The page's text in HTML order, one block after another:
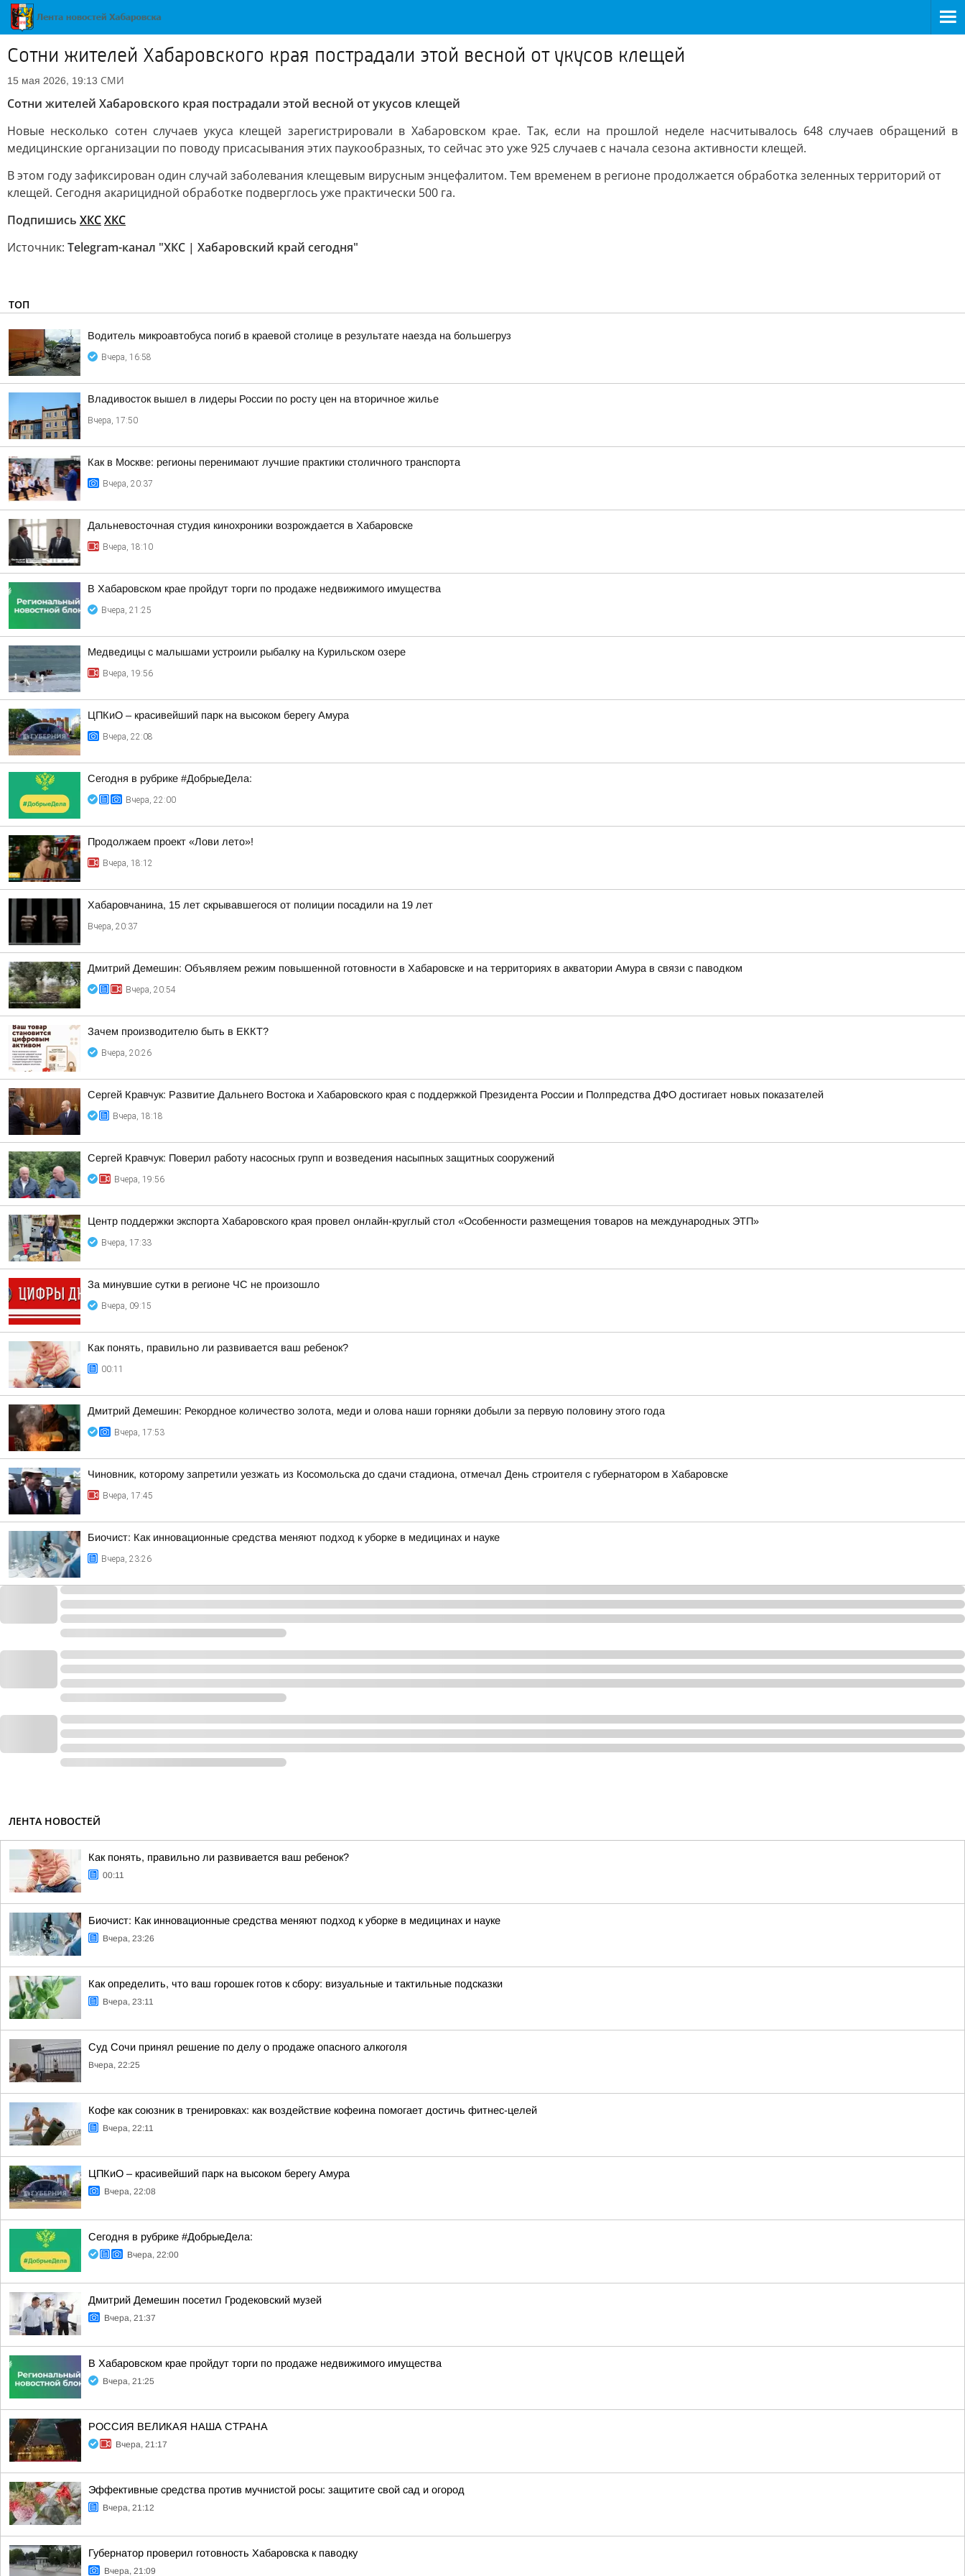
Сотни жителей Хабаровского края пострадали этой весной от укусов клещей
15 мая 2026, 19:13 СМИ
Сотни жителей Хабаровского края пострадали этой весной от укусов клещей
Новые несколько сотен случаев укуса клещей зарегистрировали в Хабаровском крае. Так, если на прошлой неделе насчитывалось 648 случаев обращений в
медицинские организации по поводу присасывания этих паукообразных, то сейчас это уже 925 случаев с начала сезона активности клещей.
В этом году зафиксирован один случай заболевания клещевым вирусным энцефалитом. Тем временем в регионе продолжается обработка зеленных территорий от
клещей. Сегодня акарицидной обработке подверглось уже практически 500 га.
Подпишись ХКСХКС
Источник: Telegram-канал "ХКС | Хабаровский край сегодня"
ТОП
Водитель микроавтобуса погиб в краевой столице в результате наезда на большегруз
Вчера, 16:58
Владивосток вышел в лидеры России по росту цен на вторичное жилье
Вчера, 17:50
Как в Москве: регионы перенимают лучшие практики столичного транспорта
Вчера, 20:37
Дальневосточная студия кинохроники возрождается в Хабаровске
Вчера, 18:10
В Хабаровском крае пройдут торги по продаже недвижимого имущества
Вчера, 21:25
Медведицы с малышами устроили рыбалку на Курильском озере
Вчера, 19:56
ЦПКиО – красивейший парк на высоком берегу Амура
Вчера, 22:08
Сегодня в рубрике #ДобрыеДела:
Вчера, 22:00
Продолжаем проект «Лови лето»!
Вчера, 18:12
Хабаровчанина, 15 лет скрывавшегося от полиции посадили на 19 лет
Вчера, 20:37
Дмитрий Демешин: Объявляем режим повышенной готовности в Хабаровске и на территориях в акватории Амура в связи с паводком
Вчера, 20:54
Зачем производителю быть в ЕККТ?
Вчера, 20:26
Сергей Кравчук: Развитие Дальнего Востока и Хабаровского края с поддержкой Президента России и Полпредства ДФО достигает новых показателей
Вчера, 18:18
Сергей Кравчук: Поверил работу насосных групп и возведения насыпных защитных сооружений
Вчера, 19:56
Центр поддержки экспорта Хабаровского края провел онлайн-круглый стол «Особенности размещения товаров на международных ЭТП»
Вчера, 17:33
За минувшие сутки в регионе ЧС не произошло
Вчера, 09:15
Как понять, правильно ли развивается ваш ребенок?
00:11
Дмитрий Демешин: Рекордное количество золота, меди и олова наши горняки добыли за первую половину этого года
Вчера, 17:53
Чиновник, которому запретили уезжать из Косомольска до сдачи стадиона, отмечал День строителя с губернатором в Хабаровске
Вчера, 17:45
Биочист: Как инновационные средства меняют подход к уборке в медицинах и науке
Вчера, 23:26
ЛЕНТА НОВОСТЕЙ
Как понять, правильно ли развивается ваш ребенок?
00:11
Биочист: Как инновационные средства меняют подход к уборке в медицинах и науке
Вчера, 23:26
Как определить, что ваш горошек готов к сбору: визуальные и тактильные подсказки
Вчера, 23:11
Суд Сочи принял решение по делу о продаже опасного алкоголя
Вчера, 22:25
Кофе как союзник в тренировках: как воздействие кофеина помогает достичь фитнес-целей
Вчера, 22:11
ЦПКиО – красивейший парк на высоком берегу Амура
Вчера, 22:08
Сегодня в рубрике #ДобрыеДела:
Вчера, 22:00
Дмитрий Демешин посетил Гродековский музей
Вчера, 21:37
В Хабаровском крае пройдут торги по продаже недвижимого имущества
Вчера, 21:25
РОССИЯ ВЕЛИКАЯ НАША СТРАНА
Вчера, 21:17
Эффективные средства против мучнистой росы: защитите свой сад и огород
Вчера, 21:12
Губернатор проверил готовность Хабаровска к паводку
Вчера, 21:09